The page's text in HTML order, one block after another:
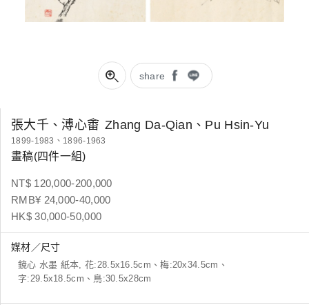
share
張大千、溥心畬 Zhang Da-Qian、Pu Hsin-Yu
1899-1983、1896-1963
畫稿(四件一組)
NT$ 120,000-200,000
RMB¥ 24,000-40,000
HK$ 30,000-50,000
媒材／尺寸
鏡心 水墨 紙本, 花:28.5x16.5cm、梅:20x34.5cm、
字:29.5x18.5cm、鳥:30.5x28cm